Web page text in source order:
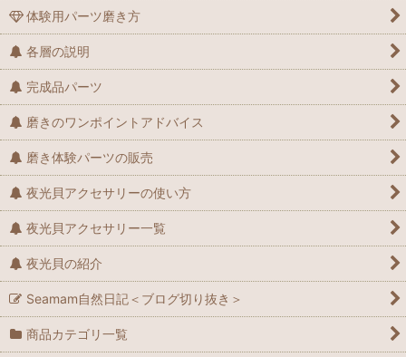
体験用パーツ磨き方
各層の説明
完成品パーツ
磨きのワンポイントアドバイス
磨き体験パーツの販売
夜光貝アクセサリーの使い方
夜光貝アクセサリー一覧
夜光貝の紹介
Seamam自然日記＜ブログ切り抜き＞
商品カテゴリ一覧